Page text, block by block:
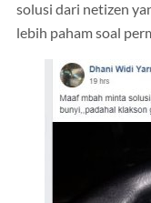
solusi dari netizen
lebih paham soal